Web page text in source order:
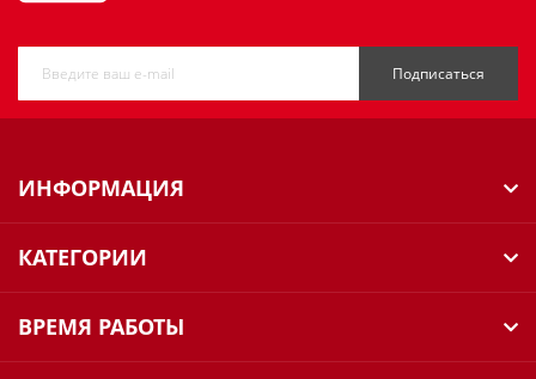
Подписаться
ИНФОРМАЦИЯ
КАТЕГОРИИ
ВРЕМЯ РАБОТЫ